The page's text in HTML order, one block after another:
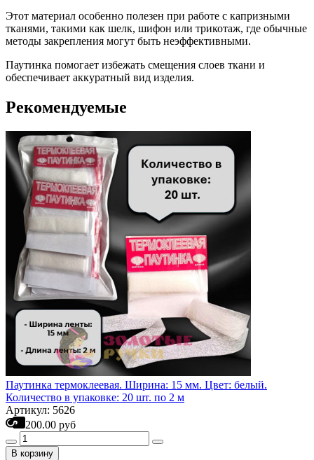
Этот материал особенно полезен при работе с капризными
тканями, такими как шелк, шифон или трикотаж, где обычные
методы закрепления могут быть неэффективными.
Паутинка помогает избежать смещения слоев ткани и
обеспечивает аккуратный вид изделия.
Рекомендуемые
Паутинка термоклеевая. Ширина: 15 мм. Цвет: белый.
Количество в упаковке: 20 шт. по 2 м
Артикул: 5626
200.00 руб
В корзину